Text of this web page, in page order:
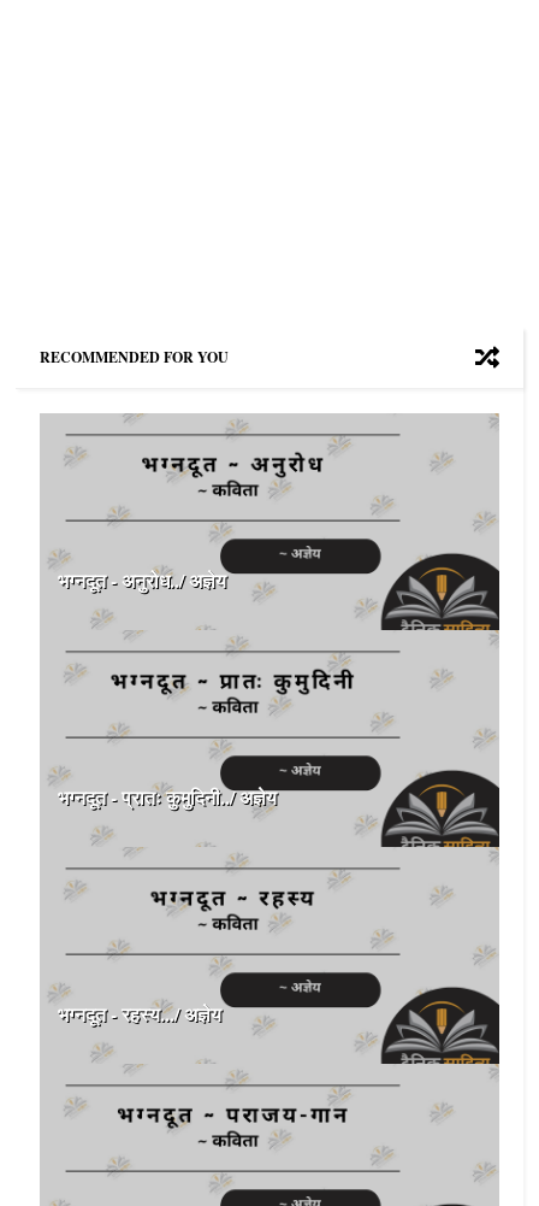
RECOMMENDED FOR YOU
भग्नदूत - अनुरोध../ अज्ञेय
भग्नदूत - प्रातः कुमुदिनी../ अज्ञेय
भग्नदूत - रहस्य.../ अज्ञेय